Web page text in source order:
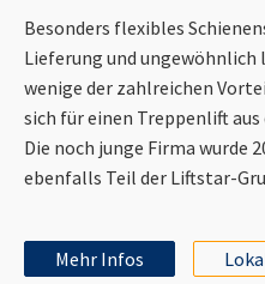
Besonders flexibles
Lieferung und ungewöhnlich
wenige der zahlreichen
sich für einen Treppenlift aus
Die noch junge Firma wurde
ebenfalls Teil der Liftstar-
Mehr Infos